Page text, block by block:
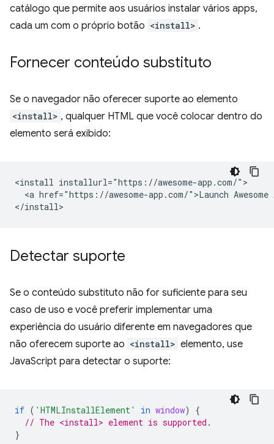
catálogo que permite aos usuários instalar vários apps,
cada um com o próprio botão <install> .
Fornecer conteúdo substituto
Se o navegador não oferecer suporte ao elemento
<install> , qualquer HTML que você colocar dentro do
elemento será exibido:
<install installurl="https://awesome-app.com/">
<a href="https://awesome-app.com/">Launch Awesome
Detectar suporte
Se o conteúdo substituto não for suficiente para seu
caso de uso e você preferir implementar uma
experiência do usuário diferente em navegadores que
não oferecem suporte ao <install> elemento, use
JavaScript para detectar o suporte:
if ( 'HTMLInstallElement' in window)
{
// The <install> element is supported.
}